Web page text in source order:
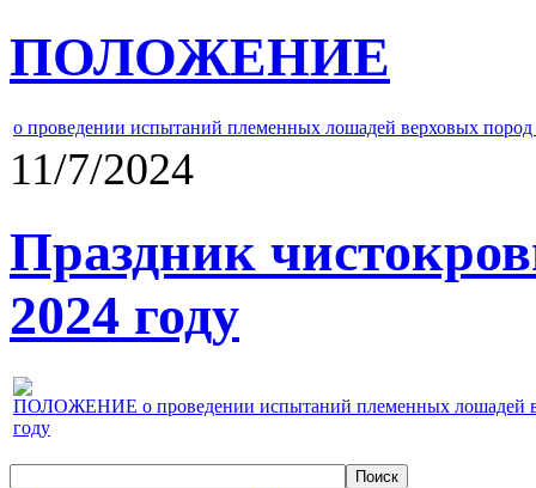
ПОЛОЖЕНИЕ
о проведении испытаний племенных лошадей верховых
11/7/2024
Праздник
2024 году
ПОЛОЖЕНИЕ о проведении испытаний племенных лошадей
году